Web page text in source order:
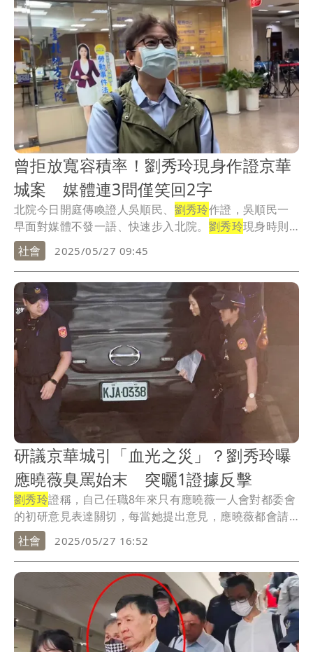
曾拒放寬容積率！劉秀玲現身作證京華
城案 媒體連3問僅笑回2字
北院今日開庭傳喚證人吳順民、 劉秀玲作證，吳順民一
早面對媒體不發一語、快速步入北院。 劉秀玲現身時則
被問...
社會 2025/05/27 09:45
研議京華城引「血光之災」？劉秀玲曝
應曉薇臭罵始末 突曬1證據反擊
劉秀玲證稱，自己任職8年來只有應曉薇一人會對都委會
的初研意見表達關切，每當她提出意見，應曉薇都會請
她...
社會 2025/05/27 16:52